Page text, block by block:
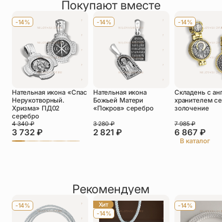
Хранителю мой святый, от всякого зла сохрани мя»
Оставить отзыв
Телефон*
Отзыв*
Прикрепить фото
Покупают вместе
-14%
Нательная икона «Спас
Нерукотворный.
Хризма» ПД02
серебро
3 732 ₽
4 340₽
-14%
Нательная икона
Божьей Матери
«Покров» серебро
2 821 ₽
3 280₽
-14%
Складень с
хранителем
золочение
6 867 ₽
7 985₽
В каталог
Рекомендуем
-14%
Хит
-14%
-14%